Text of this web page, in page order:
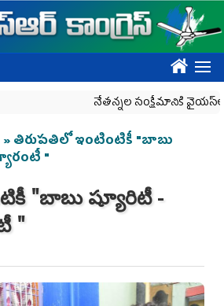
????
నేతన్నల సంక్షేమానికి వైయ‌స్ఆర్‌సీపీ
» తిరుప‌తిలో ఇంటింటికీ "బాబు
"
"బాబు ష్యూరిటీ -
"